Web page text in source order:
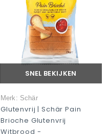
SNEL BEKIJKEN
Merk: Schär
Glutenvrij | Schär Pain
Brioche Glutenvrij
Witbrood -